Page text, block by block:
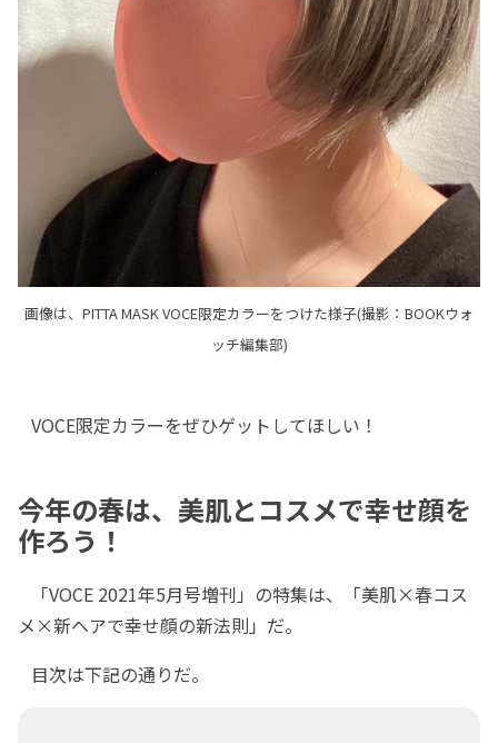
画像は、PITTA MASK VOCE限定カラーをつけた様子(撮影：BOOKウォ
ッチ編集部)
VOCE限定カラーをぜひゲットしてほしい！
今年の春は、美肌とコスメで幸せ顔を
作ろう！
「VOCE 2021年5月号増刊」の特集は、「美肌×春コス
メ×新ヘアで幸せ顔の新法則」だ。
目次は下記の通りだ。